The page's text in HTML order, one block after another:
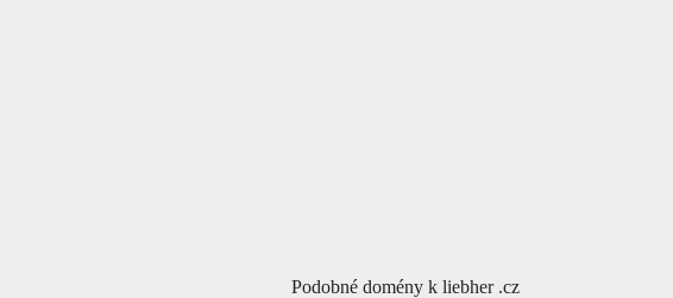
Podobné domény k liebher .cz